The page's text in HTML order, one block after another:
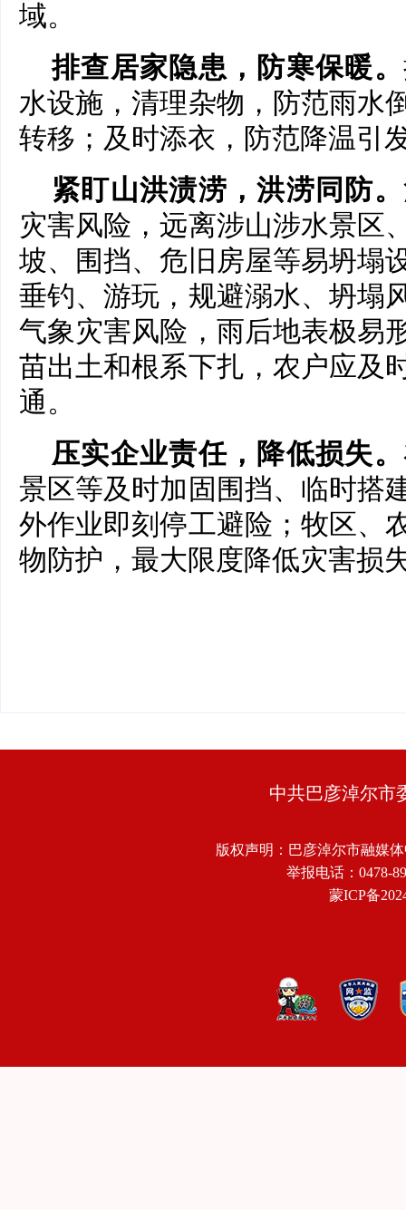
域。
排查居家隐患，防寒保暖。
水设施，清理杂物，防范雨水
转移；及时添衣，防范降温引
紧盯山洪渍涝，洪涝同防。
灾害风险，远离涉山涉水景区
坡、围挡、危旧房屋等易坍塌
垂钓、游玩，规避溺水、坍塌
气象灾害风险，雨后地表极易
苗出土和根系下扎，农户应及
通。
压实企业责任，降低损失。
景区等及时加固围挡、临时搭
外作业即刻停工避险；牧区、
物防护，最大限度降低灾害损
中共巴彦淖尔市
版权声明：巴彦淖尔市融媒
举报电话：0478-
蒙ICP备